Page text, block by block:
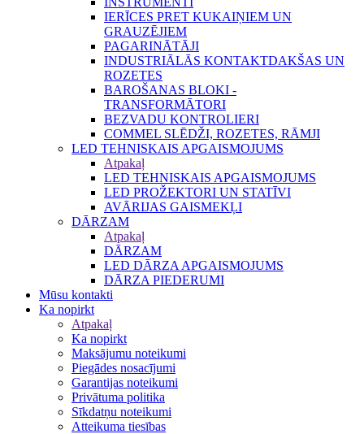
IERĪCES PRET KUKAIŅIEM UN
GRAUZĒJIEM
PAGARINĀTĀJI
INDUSTRIĀLĀS KONTAKTDAKŠAS UN
ROZETES
BAROŠANAS BLOKI -
TRANSFORMĀTORI
BEZVADU KONTROLIERI
COMMEL SLĒDŽI, ROZETES, RĀMJI
LED TEHNISKAIS APGAISMOJUMS
Atpakaļ
LED TEHNISKAIS APGAISMOJUMS
LED PROŽEKTORI UN STATĪVI
AVĀRIJAS GAISMEKĻI
DĀRZAM
Atpakaļ
DĀRZAM
LED DĀRZA APGAISMOJUMS
DĀRZA PIEDERUMI
Mūsu kontakti
Ka nopirkt
Atpakaļ
Ka nopirkt
Maksājumu noteikumi
Piegādes nosacījumi
Garantijas noteikumi
Privātuma politika
Sīkdatņu noteikumi
Atteikuma tiesības